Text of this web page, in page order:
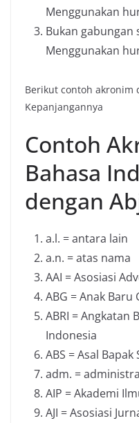
Menggunakan
Bukan gabungan
Menggunakan
Berikut contoh akronim
Kepanjangannya
Contoh
Bahasa
dengan
a.l. = antara lain
a.n. = atas nama
AAI = Asosiasi
ABG = Anak Baru
ABRI = Angkatan
Indonesia
ABS = Asal Bapak
adm. =
AIP = Akademi
AJI = Asosiasi